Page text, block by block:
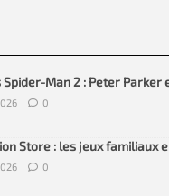
Spider-Man 2 : Peter
0
Store : les jeux familiaux
0